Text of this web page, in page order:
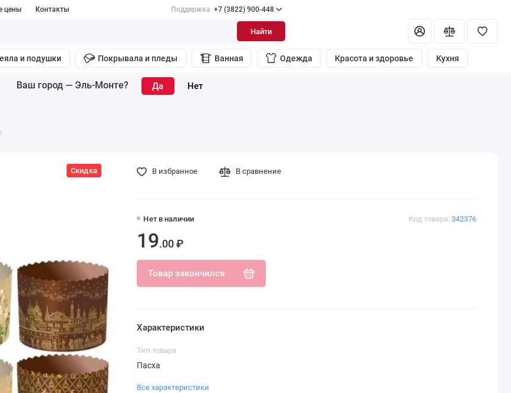
цены Контакты Поддержка +7 (3822) 900-448
Найти
и подушки Покрывала и пледы Ванная Одежда Красота и здоровье Кухня
Ваш город — Эль-Монте?
Скидка
Код товара: 342376
Нет в наличии
19.00 ₽
Товар закончился
В избранное В сравнение
Характеристики
Тип товара
Пасха
Все характеристики